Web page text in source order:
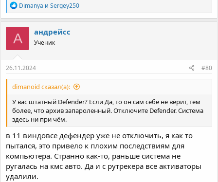
Р
е
а
к
ц
и
и
:
Dimanya иSergey250
А андрейcc
Ученик
26.11.2024 #80
dimanoid сказал(а):
У вас штатный Defender? Если Да, то он сам себе не верит, тем
более, что архив запароленный. Отключите Defender. Система
здесь ни при чём.
в 11 виндовсе дефендер уже не отключить, я как то
пытался, это привело к плохим последствиям для
компьютера. Странно как-то, раньше система не
ругалась на кмс авто. Да и с рутрекера все активаторы
удалили.